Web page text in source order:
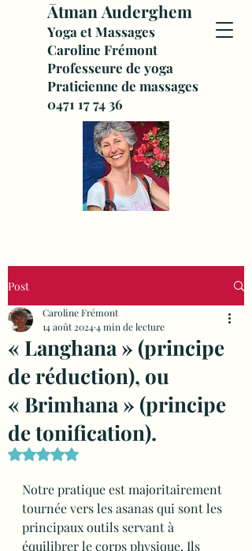
Ātman Auderghem
Yoga et Massages
Caroline Frémont
Professeure de yoga
Praticienne de massages
0471 17 74 36
Post
« Langhana » (principe
de réduction), ou
« Brimhana » (principe
de tonification).
Caroline Frémont
14 août 20244 min de lecture
Noté NaN étoiles sur 5.
Notre pratique est majoritairement
tournée vers les asanas qui sont les
principaux outils servant à
équilibrer le corps physique. Ils